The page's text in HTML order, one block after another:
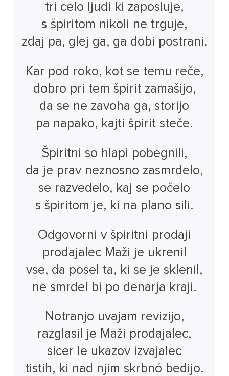
tri celo ljudi ki zaposluje,
s špiritom nikoli ne trguje,
zdaj pa, glej ga, ga dobi postrani.
Kar pod roko, kot se temu reče,
dobro pri tem špirit zamašijo,
da se ne zavoha ga, storijo
pa napako, kajti špirit steče.
Špiritni so hlapi pobegnili,
da je prav neznosno zasmrdelo,
se razvedelo, kaj se počelo
s špiritom je, ki na plano sili.
Odgovorni v špiritni prodaji
prodajalec Maži je ukrenil
vse, da posel ta, ki se je sklenil,
ne smrdel bi po denarja kraji.
Notranjo uvajam revizijo,
razglasil je Maži prodajalec,
sicer le ukazov izvajalec
tistih, ki nad njim skrbnó bedijo.